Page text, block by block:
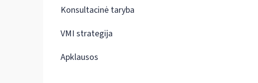
Konsultacinė taryba
VMI strategija
Apklausos